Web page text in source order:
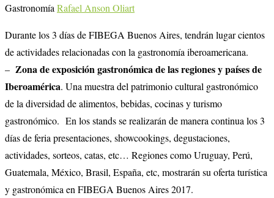
Gastronomía Rafael Anson Oliart
Durante los 3 días de FIBEGA Buenos Aires, tendrán lugar cientos
de actividades relacionadas con la gastronomía iberoamericana.
– Zona de exposición gastronómica de las regiones y países de
Iberoamérica. Una muestra del patrimonio cultural gastronómico
de la diversidad de alimentos, bebidas, cocinas y turismo
gastronómico. En los stands se realizarán de manera continua los 3
días de feria presentaciones, showcookings, degustaciones,
actividades, sorteos, catas, etc… Regiones como Uruguay, Perú,
Guatemala, México, Brasil, España, etc, mostrarán su oferta turística
y gastronómica en FIBEGA Buenos Aires 2017.